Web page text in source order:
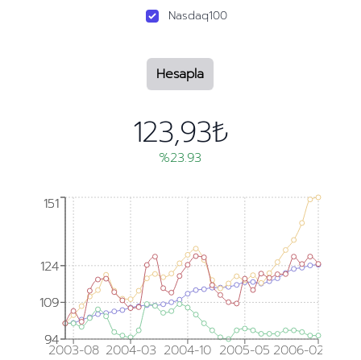
Nasdaq100
Hesapla
123,93₺
%23.93
2003-08 2004-03 2004-10 2005-05 2006-02
94
109
124
151
94
109
124
151